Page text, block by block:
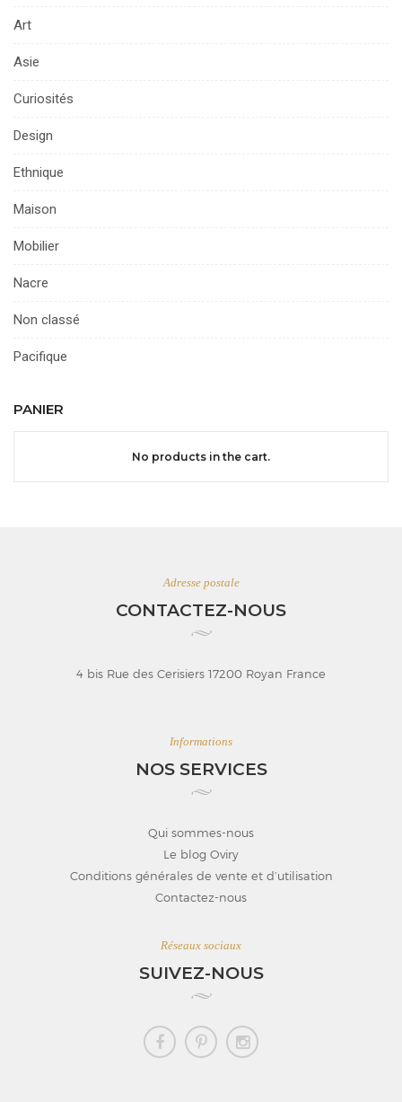
Art
Asie
Curiosités
Design
Ethnique
Maison
Mobilier
Nacre
Non classé
Pacifique
PANIER
No products in the cart.
Adresse postale
CONTACTEZ-NOUS
4 bis Rue des Cerisiers 17200 Royan France
Informations
NOS SERVICES
Qui sommes-nous
Le blog Oviry
Conditions générales de vente et d’utilisation
Contactez-nous
Réseaux sociaux
SUIVEZ-NOUS